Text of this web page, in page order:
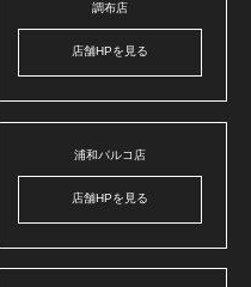
調布店
店舗HPを見る
浦和パルコ店
店舗HPを見る